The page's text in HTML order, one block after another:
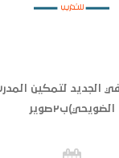
الجديد لتمكين
الضويحي)ب٢صوير